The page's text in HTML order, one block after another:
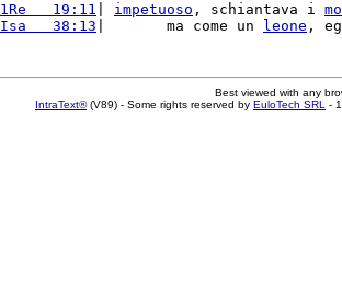
1Re   19:11 impetuoso , schiantava i
Isa   38:13 |       ma come un leone ,
Best viewed with any
IntraText®(V89) - Some rights reserved by EuloTech SRL -